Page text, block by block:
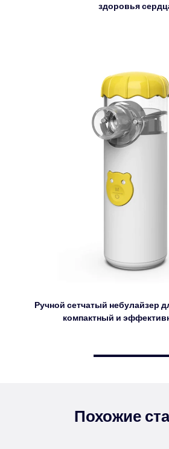
здоровья
Ручной сетчатый небулайзер
компактный и
Похожие